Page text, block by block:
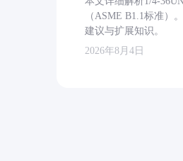
（ASME B1.1标准）
建议与扩展知识。
2026年8月4日